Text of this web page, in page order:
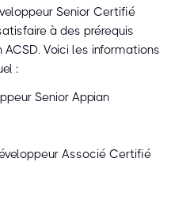
Senior Certifié
à des prérequis
Voici les informations
:
Senior Appian
Associé Certifié